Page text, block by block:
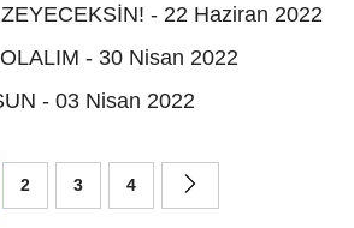
- 22 Haziran 2022
- 30 Nisan 2022
- 03 Nisan 2022
2 3 4